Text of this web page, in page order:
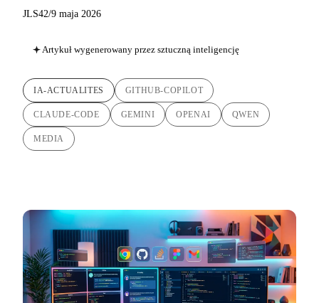
JLS42/9 maja 2026
Artykuł wygenerowany przez sztuczną inteligencję
IA-ACTUALITES GITHUB-COPILOT
CLAUDE-CODE GEMINI OPENAI QWEN
MEDIA